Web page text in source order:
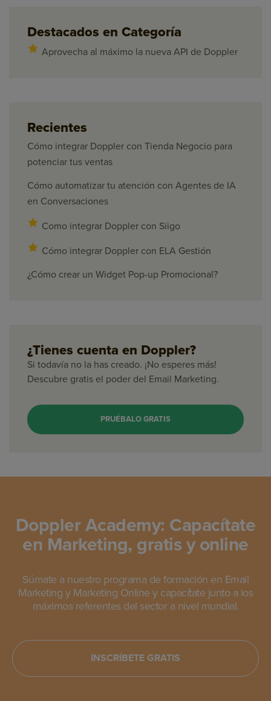
Destacados en Categoría
Aprovecha al máximo la nueva API de Doppler
Recientes
Cómo integrar Doppler con Tienda Negocio para
potenciar tus ventas
Cómo automatizar tu atención con Agentes de IA
en Conversaciones
Como integrar Doppler con Siigo
Cómo integrar Doppler con ELA Gestión
¿Cómo crear un Widget Pop-up Promocional?
¿Tienes cuenta en Doppler?
Si todavía no la has creado. ¡No esperes más!
Descubre gratis el poder del Email Marketing.
PRUÉBALO GRATIS
Doppler Academy: Capacítate
en Marketing, gratis y online
Súmate a nuestro programa de formación en Email
Marketing y Marketing Online y capacítate junto a los
máximos referentes del sector a nivel mundial.
INSCRÍBETE GRATIS